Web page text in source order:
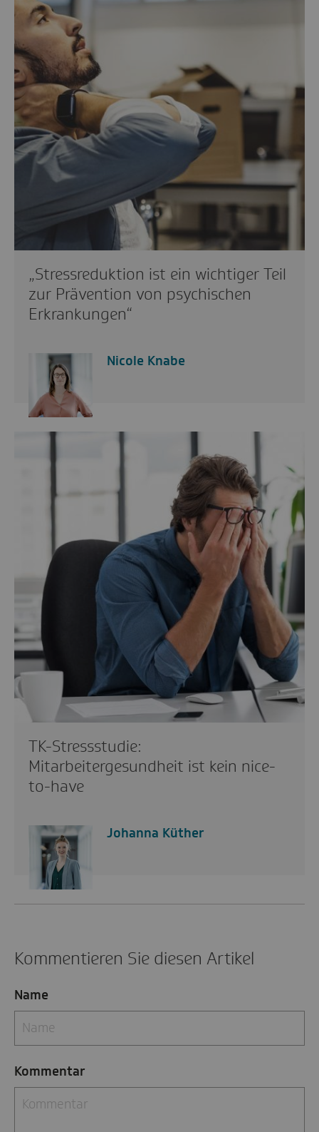
„Stressreduktion ist ein wichtiger Teil
zur Prävention von psychischen
Erkrankungen“
Nicole Knabe
TK-Stressstudie:
Mitarbeitergesundheit ist kein nice-
to-have
Johanna Küther
Kommentieren Sie diesen Artikel
Name
Kommentar